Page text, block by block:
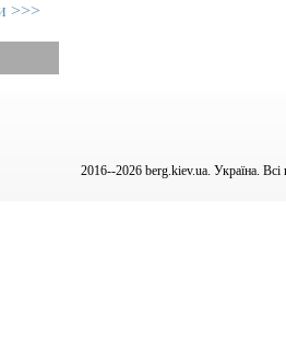
>>>
2016--2026 berg.kiev.ua. Україна.